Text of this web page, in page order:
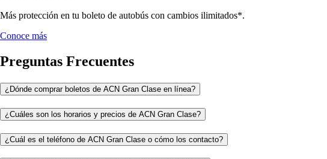
Más protección en tu boleto de autobús con cambios ilimitados*.
Conoce más
Preguntas Frecuentes
¿Dónde comprar boletos de ACN Gran Clase en línea?
¿Cuáles son los horarios y precios de ACN Gran Clase?
¿Cuál es el teléfono de ACN Gran Clase o cómo los contacto?